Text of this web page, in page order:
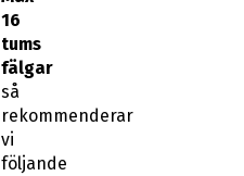
16
tums
fälgar
så
rekommenderar
vi
följande